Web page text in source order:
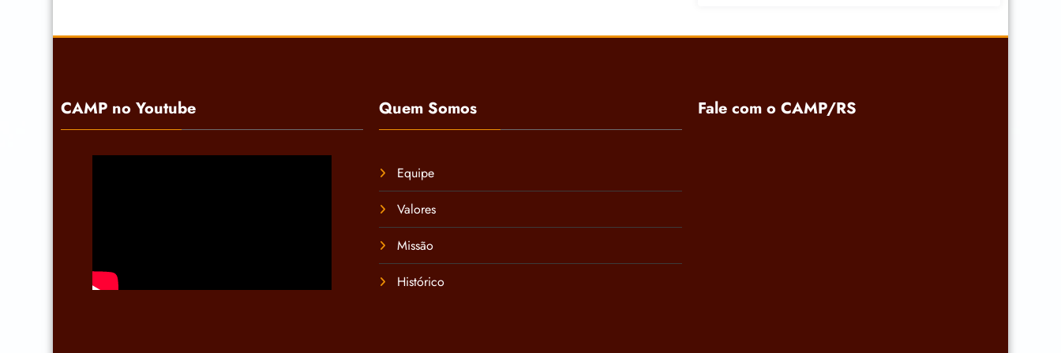
CAMP no Youtube Quem Somos
Equipe
Valores
Missão
Histórico
Fale com o CAMP/RS